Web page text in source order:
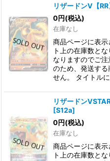
リザードンV【
0円(税込)
在庫なし
商品ページに表
ト上の在庫数と
なりますのでご
のため、発送す
せん。 タイトル
リザードン
[S12a]
0円(税込)
在庫なし
商品ページに表
ト上の在庫数と